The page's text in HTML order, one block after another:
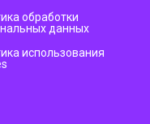
обработки
данных
использования